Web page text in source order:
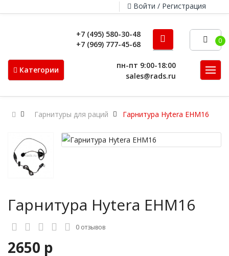
Войти / Регистрация
+7 (495) 580-30-48
+7 (969) 777-45-68
0
Категории
пн-пт 9:00-18:00
sales@rads.ru
Гарнитуры для раций Гарнитура Hytera EHM16
Гарнитура Hytera EHM16
0 отзывов
2650 р